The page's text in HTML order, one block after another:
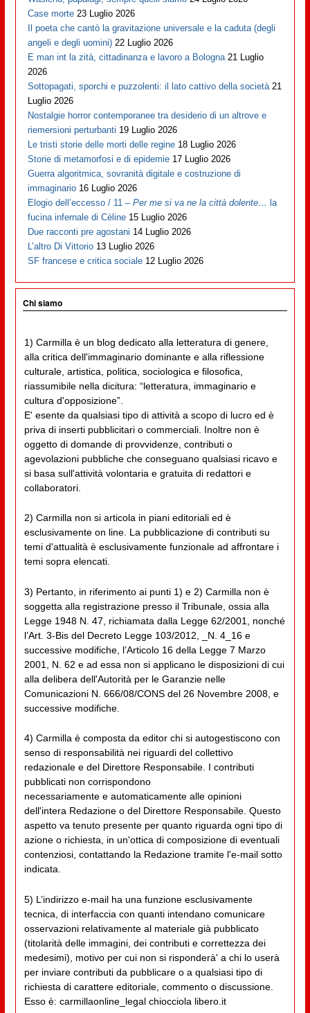
Case morte 23 Luglio 2026
Il poeta che cantò la gravitazione universale e la caduta (degli
angeli e degli uomini) 22 Luglio 2026
E man int la zità, cittadinanza e lavoro a Bologna 21 Luglio
2026
Sottopagati, sporchi e puzzolenti: il lato cattivo della società 21
Luglio 2026
Nostalgie horror contemporanee tra desiderio di un altrove e
riemersioni perturbanti 19 Luglio 2026
Le tristi storie delle morti delle regine 18 Luglio 2026
Storie di metamorfosi e di epidemie 17 Luglio 2026
Guerra algoritmica, sovranità digitale e costruzione di
immaginario 16 Luglio 2026
Elogio dell’eccesso / 11 –Per me si va ne la città dolente… la
fucina infernale di Cèline 15 Luglio 2026
Due racconti pre agostani 14 Luglio 2026
L’altro Di Vittorio 13 Luglio 2026
SF francese e critica sociale 12 Luglio 2026
Chi siamo
1) Carmilla è un blog dedicato alla letteratura di genere,
alla critica dell'immaginario dominante e alla riflessione
culturale, artistica, politica, sociologica e filosofica,
riassumibile nella dicitura: “letteratura, immaginario e
cultura d'opposizione”.
E' esente da qualsiasi tipo di attività a scopo di lucro ed è
priva di inserti pubblicitari o commerciali. Inoltre non è
oggetto di domande di provvidenze, contributi o
agevolazioni pubbliche che conseguano qualsiasi ricavo e
si basa sull'attività volontaria e gratuita di redattori e
collaboratori.
2) Carmilla non si articola in piani editoriali ed è
esclusivamente on line. La pubblicazione di contributi su
temi d'attualità è esclusivamente funzionale ad affrontare i
temi sopra elencati.
3) Pertanto, in riferimento ai punti 1) e 2) Carmilla non è
soggetta alla registrazione presso il Tribunale, ossia alla
Legge 1948 N. 47, richiamata dalla Legge 62/2001, nonché
l’Art. 3-Bis del Decreto Legge 103/2012, _N. 4_16 e
successive modifiche, l’Articolo 16 della Legge 7 Marzo
2001, N. 62 e ad essa non si applicano le disposizioni di cui
alla delibera dell'Autorità per le Garanzie nelle
Comunicazioni N. 666/08/CONS del 26 Novembre 2008, e
successive modifiche.
4) Carmilla è composta da editor chi si autogestiscono con
senso di responsabilità nei riguardi del collettivo
redazionale e del Direttore Responsabile. I contributi
pubblicati non corrispondono
necessariamente e automaticamente alle opinioni
dell'intera Redazione o del Direttore Responsabile. Questo
aspetto va tenuto presente per quanto riguarda ogni tipo di
azione o richiesta, in un'ottica di composizione di eventuali
contenziosi, contattando la Redazione tramite l'e-mail sotto
indicata.
5) L’indirizzo e-mail ha una funzione esclusivamente
tecnica, di interfaccia con quanti intendano comunicare
osservazioni relativamente al materiale già pubblicato
(titolarità delle immagini, dei contributi e correttezza dei
medesimi), motivo per cui non si risponderà' a chi lo userà
per inviare contributi da pubblicare o a qualsiasi tipo di
richiesta di carattere editoriale, commento o discussione.
Esso è: carmillaonline_legal chiocciola libero.it